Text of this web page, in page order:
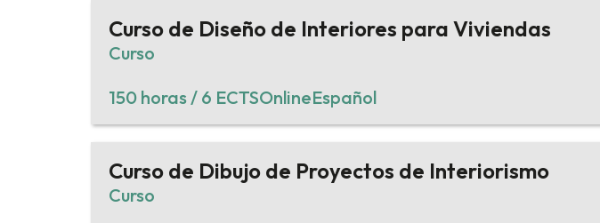
Curso de Diseño de Interiores para Viviendas
Curso
150 horas / 6 ECTSOnlineEspañol
Curso de Dibujo de Proyectos de Interiorismo
Curso